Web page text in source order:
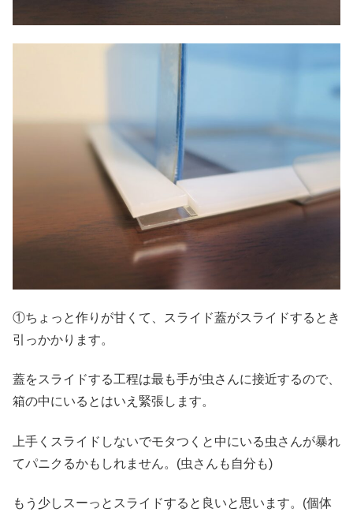
①ちょっと作りが甘くて、スライド蓋がスライドするとき
引っかかります。
蓋をスライドする工程は最も手が虫さんに接近するので、
箱の中にいるとはいえ緊張します。
上手くスライドしないでモタつくと中にいる虫さんが暴れ
てパニクるかもしれません。(虫さんも自分も)
もう少しスーっとスライドすると良いと思います。(個体